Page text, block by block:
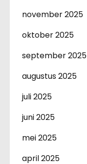
november 2025
oktober 2025
september 2025
augustus 2025
juli 2025
juni 2025
mei 2025
april 2025